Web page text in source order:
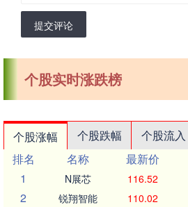
提交评论
个股实时涨跌榜
个股涨幅 个股跌幅 个股流入
排名
名称 最新价
1
N展芯 116.52
2 锐翔智能 110.02